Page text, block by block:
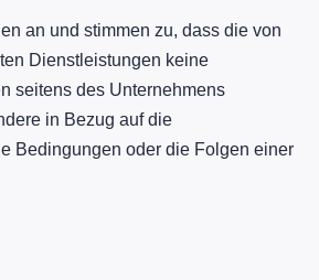
an und stimmen zu, dass die von
Dienstleistungen keine
seitens des Unternehmens
in Bezug auf die
Bedingungen oder die Folgen einer